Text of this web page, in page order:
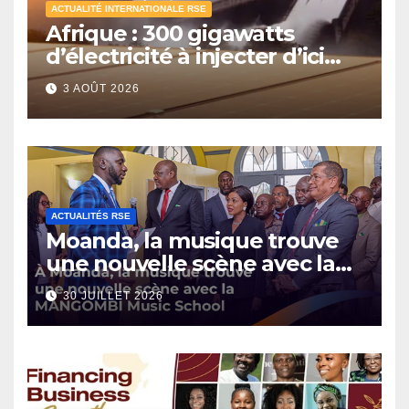
ACTUALITÉ INTERNATIONALE RSE
Afrique : 300 gigawatts
d’électricité à injecter d’ici
2030
3 AOÛT 2026
ACTUALITÉS RSE
Moanda, la musique trouve
une nouvelle scène avec la
MANGOMBI Music School
30 JUILLET 2026